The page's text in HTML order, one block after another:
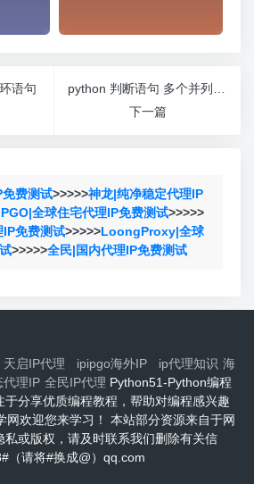
语句
下一篇
费测试>>>>>神龙|纯净稳定代理IP
全球住宅代理IP免费测试>>>>>
免费测试>>>>>LoongProxy|全球
>>>>>全民|国内代理IP免费测试
天启IP代理 ipipgo海外IP ip代理知识 海
代理IP 全民IP代理 Python51-Python编程
分享优质编程教程，帮助对编程感兴趣
网欢迎您来学习！ 本站部分资源来自于网
或版权，请及时联系我们删除有关信
（请将#换成@）qq.com